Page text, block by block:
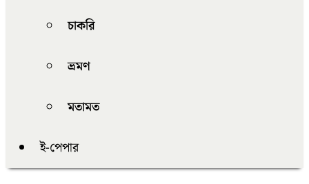
চাকরি
ভ্রমণ
মতামত
ই-পেপার